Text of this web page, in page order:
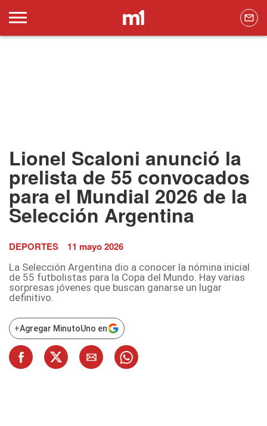
Lionel Scaloni anunció la
prelista de 55 convocados
para el Mundial 2026 de la
Selección Argentina
DEPORTES 11 mayo 2026
La Selección Argentina dio a conocer la nómina inicial
de 55 futbolistas para la Copa del Mundo. Hay varias
sorpresas jóvenes que buscan ganarse un lugar
definitivo.
+Agregar MinutoUno en